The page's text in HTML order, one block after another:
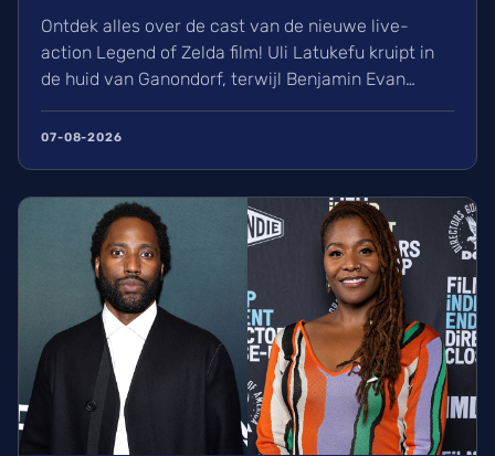
Ontdek alles over de cast van de nieuwe live-
action Legend of Zelda film! Uli Latukefu kruipt in
de huid van Ganondorf, terwijl Benjamin Evan
Zelda vertolken. De film, geregisseerd door Wes
wachten!
07-08-2026